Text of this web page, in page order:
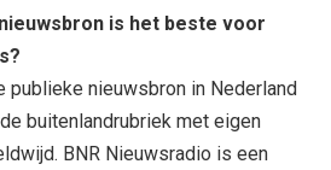
is het beste voor
publieke nieuwsbron in Nederland
buitenlandrubriek met eigen
BNR Nieuwsradio is een